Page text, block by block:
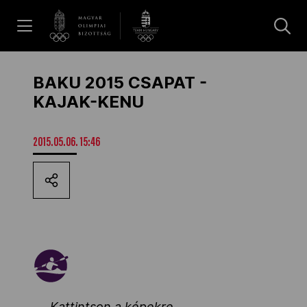
Hírek
Dakar 2026
MOB
BAKU 2015 CSAPAT -
KAJAK-KENU
2015.05.06. 15:46